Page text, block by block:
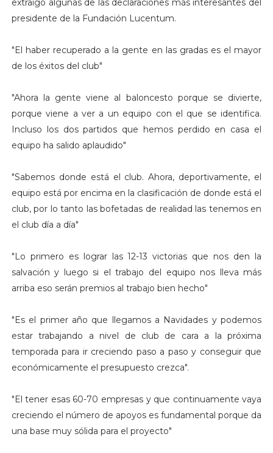
extraigo algunas de las declaraciones más interesantes del
presidente de la Fundación Lucentum.
"El haber recuperado a la gente en las gradas es el mayor
de los éxitos del club"
"Ahora la gente viene al baloncesto porque se divierte,
porque viene a ver a un equipo con el que se identifica.
Incluso los dos partidos que hemos perdido en casa el
equipo ha salido aplaudido"
"Sabemos donde está el club. Ahora, deportivamente, el
equipo está por encima en la clasificación de donde está el
club, por lo tanto las bofetadas de realidad las tenemos en
el club día a día"
"Lo primero es lograr las 12-13 victorias que nos den la
salvación y luego si el trabajo del equipo nos lleva más
arriba eso serán premios al trabajo bien hecho"
"Es el primer año que llegamos a Navidades y podemos
estar trabajando a nivel de club de cara a la próxima
temporada para ir creciendo paso a paso y conseguir que
económicamente el presupuesto crezca".
"El tener esas 60-70 empresas y que continuamente vaya
creciendo el número de apoyos es fundamental porque da
una base muy sólida para el proyecto"